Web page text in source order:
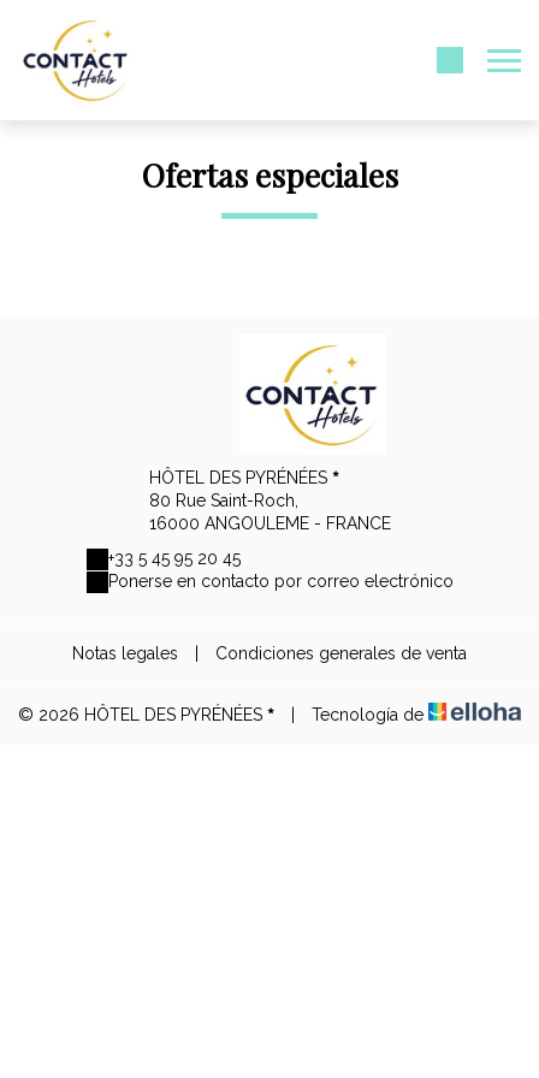
Ofertas especiales
HÔTEL DES PYRÉNÉES
80 Rue Saint-Roch,
16000 ANGOULEME - FRANCE
+33 5 45 95 20 45
Ponerse en contacto por correo electrónico
Notas legales Condiciones generales de venta
© 2026 HÔTEL DES PYRÉNÉES Tecnología de